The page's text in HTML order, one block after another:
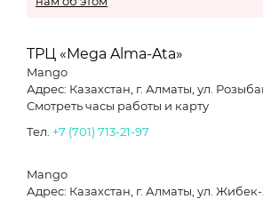
ТРЦ «Mega Alma-Ata»
Mango
Адрес: Казахстан, г. Алматы, ул.
Смотреть часы работы и карту
Тел. +7 (701) 713-21-97
Mango
Адрес: Казахстан, г. Алматы, ул.